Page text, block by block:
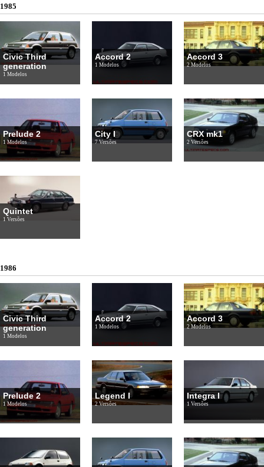
1985
Civic Third
generation
1 Modelos
Accord 2
1 Modelos
Accord 3
2 Modelos
Prelude 2
1 Modelos
City I
7 Versões
CRX mk1
2 Versões
Quintet
1 Versões
1986
Civic Third
generation
1 Modelos
Accord 2
1 Modelos
Accord 3
2 Modelos
Prelude 2
1 Modelos
Legend I
2 Versões
Integra I
1 Versões